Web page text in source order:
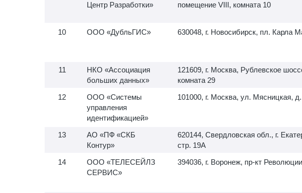
Центр Разработки»
помещение VIII, комната 10
ООО «ДубльГИС»
630048, г. Новосибирск, пл. Карла
НКО «Ассоциация
больших данных»
121609, г. Москва, Рублевское
комната 29
ООО «Системы
управления
идентификацией»
101000, г. Москва, ул. Мясницкая,
АО «ПФ «СКБ
Контур»
620144, Свердловская обл., г.
стр. 19А
ООО «ТЕЛЕСЕЙЛЗ
СЕРВИС»
394036, г. Воронеж, пр-кт